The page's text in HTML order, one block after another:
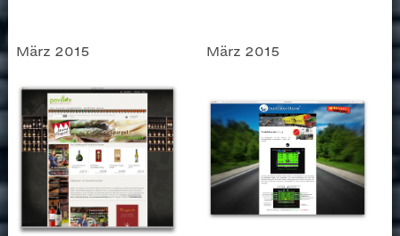
März 2015 März 2015